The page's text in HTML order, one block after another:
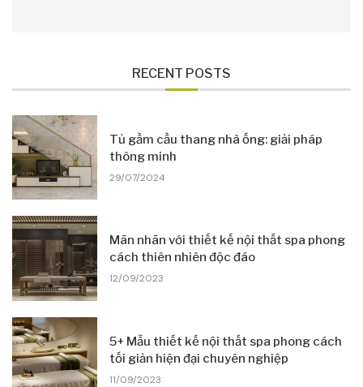
RECENT POSTS
Tủ gầm cầu thang nhà ống: giải pháp
thông minh
29/07/2024
Mãn nhãn với thiết kế nội thất spa phong
cách thiên nhiên độc đáo
12/09/2023
5+ Mẫu thiết kế nội thất spa phong cách
tối giản hiện đại chuyên nghiệp
11/09/2023